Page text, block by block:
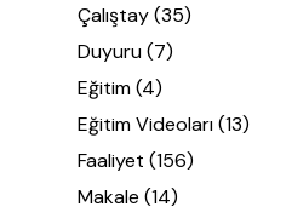
Çalıştay(35)
Duyuru(7)
Eğitim(4)
Eğitim Videoları(13)
Faaliyet (156)
Makale (14)